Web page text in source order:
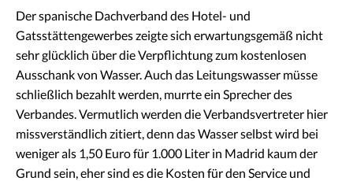
Der spanische Dachverband des Hotel- und
Gatsstättengewerbes zeigte sich erwartungsgemäß nicht
sehr glücklich über die Verpflichtung zum kostenlosen
Ausschank von Wasser. Auch das Leitungswasser müsse
schließlich bezahlt werden, murrte ein Sprecher des
Verbandes. Vermutlich werden die Verbandsvertreter hier
missverständlich zitiert, denn das Wasser selbst wird bei
weniger als 1,50 Euro für 1.000 Liter in Madrid kaum der
Grund sein, eher sind es die Kosten für den Service und